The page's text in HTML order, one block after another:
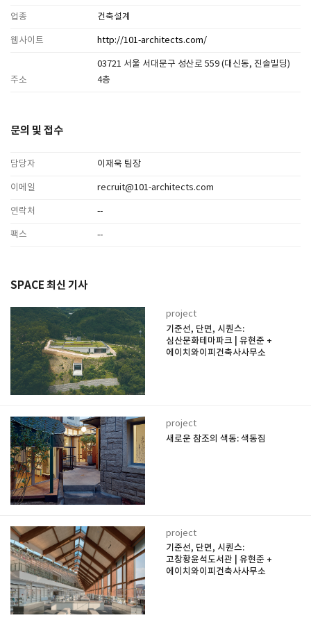
업종 건축설계
웹사이트 http://101-architects.com/
주소
03721 서울 서대문구 성산로 559 (대신동, 진솔빌딩)
4층
문의 및 접수
담당자 이재욱 팀장
이메일 recruit@101-architects.com
연락처 --
팩스 --
SPACE 최신 기사
project
기준선, 단면, 시퀀스:
심산문화테마파크 | 유현준 +
에이치와이피건축사사무소
project
새로운 참조의 색동: 색동집
project
기준선, 단면, 시퀀스:
고창황윤석도서관 | 유현준 +
에이치와이피건축사사무소